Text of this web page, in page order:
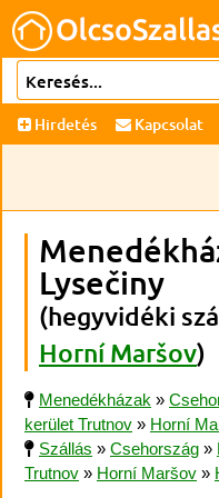
Hirdetés Kapcsolat
Lysečiny
(hegyvidéki
Horní Maršov)
Menedékházak »
kerület Trutnov » Horní
Szállás » Csehország »
Trutnov » Horní Maršov »